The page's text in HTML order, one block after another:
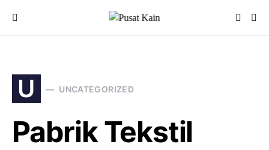
U UNCATEGORIZED
Pabrik Tekstil